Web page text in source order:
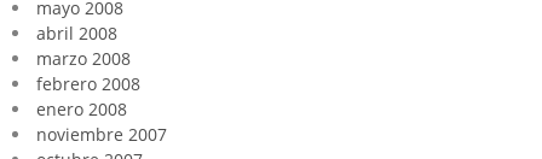
mayo 2008
abril 2008
marzo 2008
febrero 2008
enero 2008
noviembre 2007